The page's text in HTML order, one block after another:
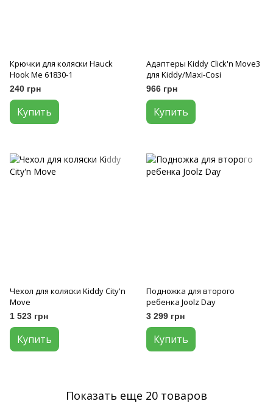
Крючки для коляски Hauck
Hook Me 61830-1
240 грн
Купить
Адаптеры Kiddy Click'n Move3
для Kiddy/Maxi-Cosi
966 грн
Купить
Чехол для коляски Kiddy City'n
Move
1 523 грн
Купить
Подножка для второго
ребенка Joolz Day
3 299 грн
Купить
Показать еще 20 товаров